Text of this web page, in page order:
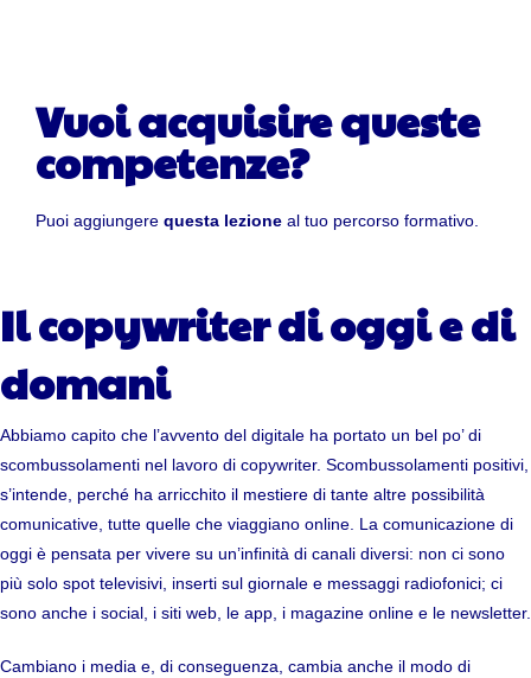
Vuoi acquisire queste
competenze?
Puoi aggiungere questa lezione al tuo percorso formativo.
Il copywriter di oggi e di
domani
Abbiamo capito che l’avvento del digitale ha portato un bel po’ di
scombussolamenti nel lavoro di copywriter. Scombussolamenti positivi,
s’intende, perché ha arricchito il mestiere di tante altre possibilità
comunicative, tutte quelle che viaggiano online. La comunicazione di
oggi è pensata per vivere su un’infinità di canali diversi: non ci sono
più solo spot televisivi, inserti sul giornale e messaggi radiofonici; ci
sono anche i social, i siti web, le app, i magazine online e le newsletter.
Cambiano i media e, di conseguenza, cambia anche il modo di